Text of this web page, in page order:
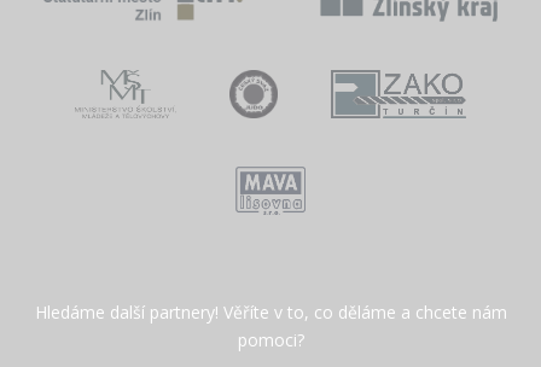
Hledáme další partnery! Věříte v to, co děláme a chcete nám
pomoci?